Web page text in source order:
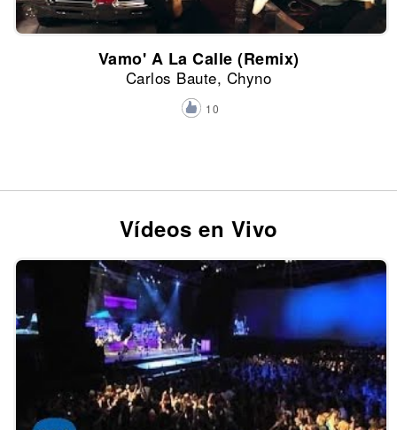
Vamo' A La Calle (Remix)
Carlos Baute, Chyno
10
Vídeos en Vivo